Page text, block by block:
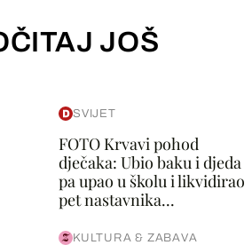
JOŠ
SVIJET
FOTO Krvavi pohod
dječaka: Ubio baku i djeda
pa upao u školu i likvidirao
pet nastavnika...
KULTURA & ZABAVA